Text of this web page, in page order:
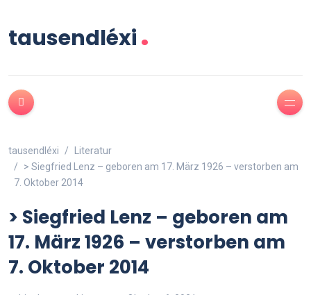
tausendléxi.
tausendléxi
Literatur
> Siegfried Lenz – geboren am 17. März 1926 – verstorben am
7. Oktober 2014
> Siegfried Lenz – geboren am
17. März 1926 – verstorben am
7. Oktober 2014